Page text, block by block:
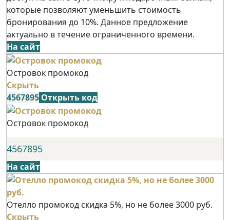
которые позволяют уменьшить стоимость
бронирования до 10%. Данное предложение
актуально в течение ограниченного времени.
На сайт
Островок промокод
Скрыть
4567895 Открыть код
Островок промокод
4567895
На сайт
Отелло промокод скидка 5%, но не более 3000 руб.
Скрыть